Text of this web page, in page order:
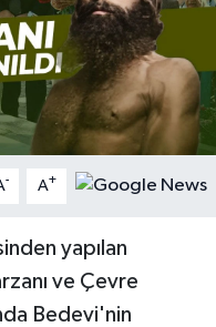
- A+
yapılan
ve Çevre
Bedevi'nin